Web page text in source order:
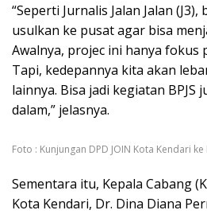
“Seperti Jurnalis Jalan Jalan
usulkan ke pusat agar bisa
Awalnya, projec ini hanya fokus
Tapi, kedepannya kita akan
lainnya. Bisa jadi kegiatan BPJS
dalam,” jelasnya.
Foto : Kunjungan DPD JOIN Kota Kendari
Sementara itu, Kepala Cabang
Kota Kendari, Dr. Dina Diana